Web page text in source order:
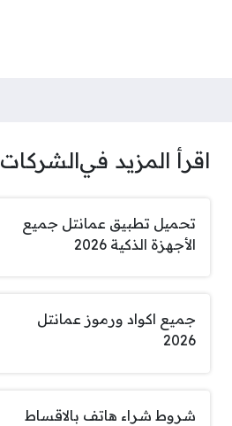
اقرأ المزيد فيالشركات
تحميل تطبيق عمانتل جميع
الأجهزة الذكية 2026
جميع اكواد ورموز عمانتل
2026
شروط شراء هاتف بالاقساط